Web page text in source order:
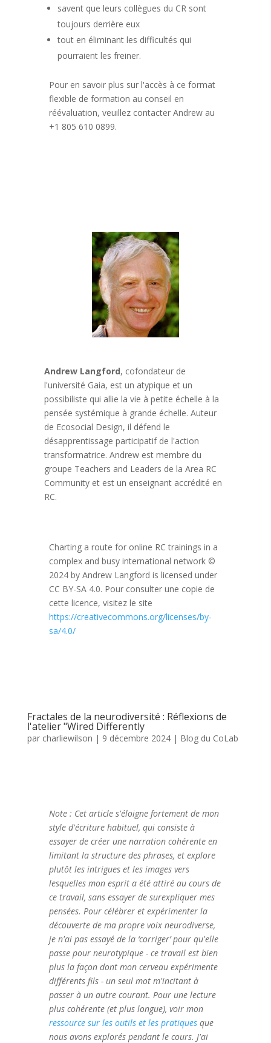
savent que leurs collègues du CR sont
toujours derrière eux
tout en éliminant les difficultés qui
pourraient les freiner.
Pour en savoir plus sur l'accès à ce format
flexible de formation au conseil en
réévaluation, veuillez contacter Andrew au
+1 805 610 0899.
Andrew Langford, cofondateur de
l'université Gaia, est un atypique et un
possibiliste qui allie la vie à petite échelle à la
pensée systémique à grande échelle. Auteur
de Ecosocial Design, il défend le
désapprentissage participatif de l'action
transformatrice. Andrew est membre du
groupe Teachers and Leaders de la Area RC
Community et est un enseignant accrédité en
RC.
Charting a route for online RC trainings in a
complex and busy international network ©
2024 by Andrew Langford is licensed under
CC BY-SA 4.0. Pour consulter une copie de
cette licence, visitez le site
https://creativecommons.org/licenses/by-
sa/4.0/
Fractales de la neurodiversité : Réflexions de
l'atelier "Wired Differently
par charliewilson | 9 décembre 2024| Blog du CoLab
Note : Cet article s'éloigne fortement de mon
style d'écriture habituel, qui consiste à
essayer de créer une narration cohérente en
limitant la structure des phrases, et explore
plutôt les intrigues et les images vers
lesquelles mon esprit a été attiré au cours de
ce travail, sans essayer de surexpliquer mes
pensées. Pour célébrer et expérimenter la
découverte de ma propre voix neurodiverse,
je n'ai pas essayé de la ‘corriger’ pour qu'elle
passe pour neurotypique - ce travail est bien
plus la façon dont mon cerveau expérimente
différents fils - un seul mot m'incitant à
passer à un autre courant. Pour une lecture
plus cohérente (et plus longue), voir mon
ressource sur les outils et les pratiquesque
nous avons explorés pendant le cours. J'ai